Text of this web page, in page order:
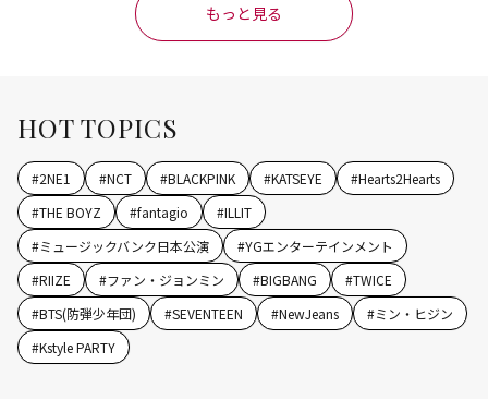
もっと見る
HOT TOPICS
#2NE1 #NCT #BLACKPINK #KATSEYE #Hearts2Hearts
#THE BOYZ #fantagio #ILLIT
#ミュージックバンク日本公演 #YGエンターテインメント
#RIIZE #ファン・ジョンミン #BIGBANG #TWICE
#BTS(防弾少年団) #SEVENTEEN #NewJeans #ミン・ヒジン
#Kstyle PARTY